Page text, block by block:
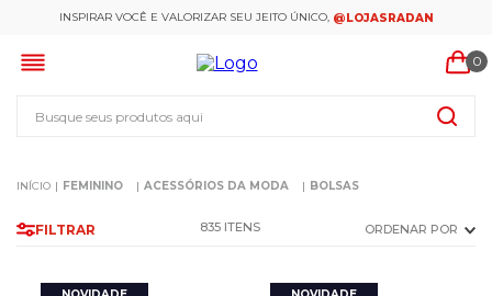
INSPIRAR VOCÊ E VALORIZAR SEU JEITO ÚNICO, @LOJASRADAN
0
FEMININO ACESSÓRIOS DA MODA BOLSAS
FILTRAR 835 ORDENAR POR